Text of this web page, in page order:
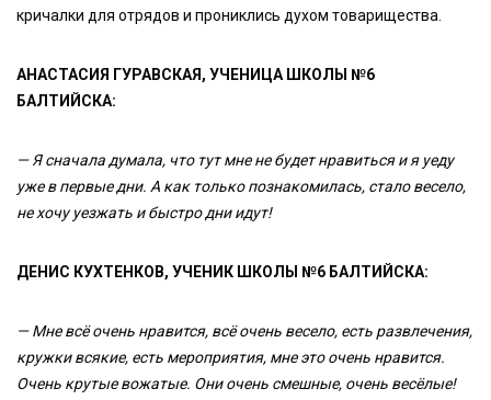
кричалки для отрядов и прониклись духом товарищества.
АНАСТАСИЯ ГУРАВСКАЯ, УЧЕНИЦА ШКОЛЫ №6
БАЛТИЙСКА:
— Я сначала думала, что тут мне не будет нравиться и я уеду
уже в первые дни. А как только познакомилась, стало весело,
не хочу уезжать и быстро дни идут!
ДЕНИС КУХТЕНКОВ, УЧЕНИК ШКОЛЫ №6 БАЛТИЙСКА:
— Мне всё очень нравится, всё очень весело, есть развлечения,
кружки всякие, есть мероприятия, мне это очень нравится.
Очень крутые вожатые. Они очень смешные, очень весёлые!